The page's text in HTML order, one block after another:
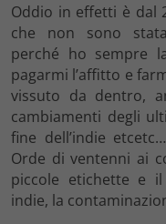
Oddio in effetti è dal
che non sono
perché ho sempre
pagarmi l’affitto e
vissuto da dentro,
cambiamenti degli
fine dell’indie
Orde di ventenni ai
piccole etichette e
indie, la